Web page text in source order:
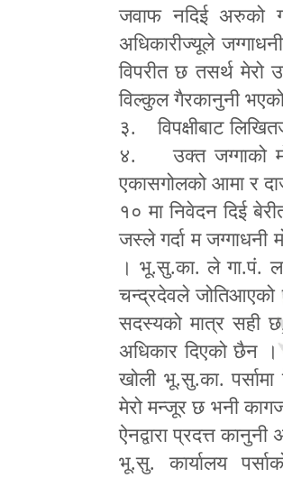
जवाफ नदिई अरुको
अधिकारीज्यूले
विपरीत छ तसर्थ मेरो
विल्कुल गैरकानुनी
३. विपक्षीबाट
४. उक्त जग्गाको
एकासगोलको आमा र
१० मा निवेदन दिई
जस्ले गर्दा म
। भू.सु.का. ले गा.पं.
चन्द्रदेवले जोतिआएको
सदस्यको मात्र सही छ
अधिकार दिएको छैन
खोली भू.सु.का. पर्सामा
मेरो मन्जूर छ भनी
ऐनद्वारा प्रदत्त
भू.सु. कार्यालय